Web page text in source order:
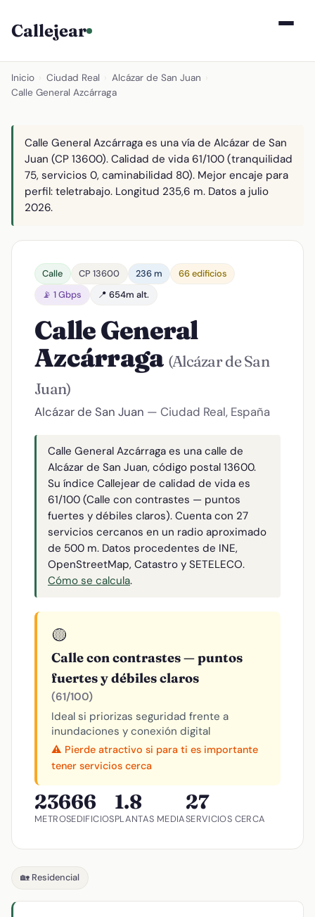
Callejear
Inicio Ciudad Real Alcázar de San Juan
Calle General Azcárraga
Calle General Azcárraga es una vía de Alcázar de San
Juan (CP 13600). Calidad de vida 61/100 (tranquilidad
75, servicios 0, caminabilidad 80). Mejor encaje para
perfil: teletrabajo. Longitud 235,6 m. Datos a julio
2026.
Calle CP 13600 236 m
66 edificios
📡 1 Gbps
📍 654m alt.
Calle General
Azcárraga (Alcázar de San
Juan)
Alcázar de San Juan — Ciudad Real, España
Calle General Azcárraga es una calle de
Alcázar de San Juan, código postal 13600.
Su índice Callejear de calidad de vida es
61/100 (Calle con contrastes — puntos
fuertes y débiles claros). Cuenta con 27
servicios cercanos en un radio aproximado
de 500 m. Datos procedentes de INE,
OpenStreetMap, Catastro y SETELECO.
Cómo se calcula.
🟡
Calle con contrastes — puntos
fuertes y débiles claros
(61/100)
Ideal si priorizas seguridad frente a
inundaciones y conexión digital
⚠️ Pierde atractivo si para ti es importante
tener servicios cerca
236
METROS
66
EDIFICIOS
1.8
PLANTAS MEDIA
27
SERVICIOS CERCA
🏡 Residencial